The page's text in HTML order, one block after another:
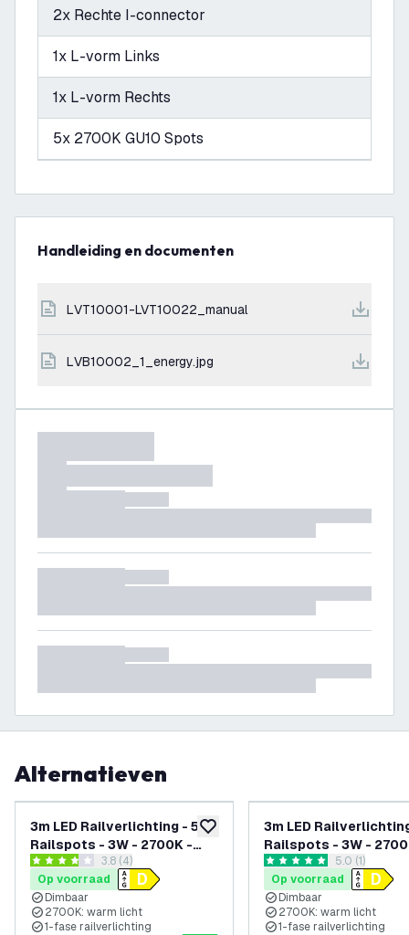
2x Rechte I-connector
1x L-vorm Links
1x L-vorm Rechts
5x 2700K GU10 Spots
Handleiding en documenten
LVT10001-LVT10022_manual
LVB10002_1_energy.jpg
Alternatieven
toevoegen aan verlanglijst
3m LED Railverlichting - 5
Railspots - 3W - 2700K -
Dimbaar - 1-Fase
Railsysteem - Wit
reviews drawer openen
3.8 score sterren3.8 (4)
Op voorraad
Dimbaar
2700K: warm licht
1-fase railverlichting
3m LED
Railspots - 3W -
Dimbaar - 1-Fase
Railsysteem - Zwart
reviews
5 score sterren5.0 (1)
Op voorraad
Dimbaar
2700K: warm licht
1-fase railverlichting